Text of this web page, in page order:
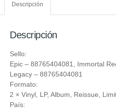
Descripción
Descripción
Sello:
Epic ‎– 88765404081, Immortal
Legacy ‎– 88765404081
Formato:
2 × Vinyl , LP, Album, Reissue,
País: